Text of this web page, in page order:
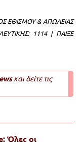
ΕΘΙΣΜΟΥ & ΑΠΩΛΕΙΑΣ
1114 | ΠΑΙΞΕ
και δείτε τις
Όλες οι